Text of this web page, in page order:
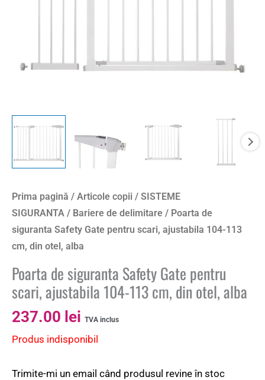
Prima pagină / Articole copii / SISTEME
SIGURANTA / Bariere de delimitare / Poarta de
siguranta Safety Gate pentru scari, ajustabila 104-113
cm, din otel, alba
Poarta de siguranta Safety Gate pentru
scari, ajustabila 104-113 cm, din otel, alba
237.00 lei TVA inclus
Produs indisponibil
Trimite-mi un email când produsul revine în stoc